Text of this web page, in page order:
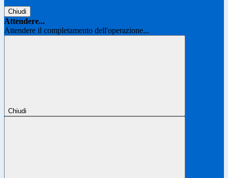
Chiudi
Attendere...
Attendere il completamento dell'operazione...
Chiudi